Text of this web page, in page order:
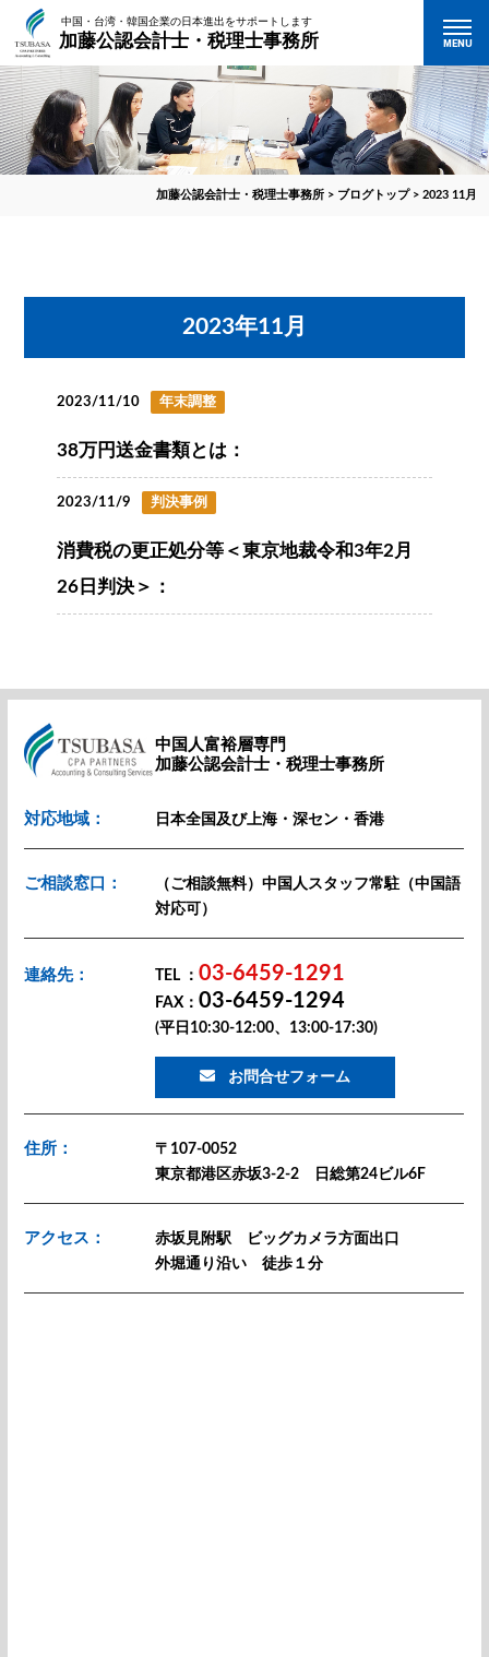
中国・台湾・韓国企業の日本進出をサポートします
加藤公認会計士・税理士事務所 MENU
加藤公認会計士・税理士事務所 > ブログトップ > 2023 11月
2023年11月
2023/11/10 年末調整
38万円送金書類とは：
2023/11/9 判決事例
消費税の更正処分等＜東京地裁令和3年2月
26日判決＞：
中国人富裕層専門
加藤公認会計士・税理士事務所
対応地域： 日本全国及び上海・深セン・香港
ご相談窓口：
（ご相談無料）中国人スタッフ常駐（中国語
対応可）
連絡先： TEL ：03-6459-1291
FAX：03-6459-1294
(平日10:30-12:00、13:00-17:30)
お問合せフォーム
住所：
〒107-0052
東京都港区赤坂3-2-2 日総第24ビル6F
アクセス：
赤坂見附駅 ビッグカメラ方面出口
外堀通り沿い 徒歩１分